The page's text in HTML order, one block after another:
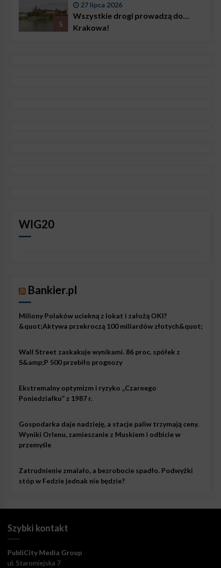
5
27 lipca 2026
Wszystkie drogi prowadzą do…
Krakowa!
WIG20
Bankier.pl
Miliony Polaków uciekną z lokat i założą OKI?
&quot;Aktywa przekroczą 100 miliardów złotych&quot;
Wall Street zaskakuje wynikami. 86 proc. spółek z
S&amp;P 500 przebiło prognozy
Ekstremalny optymizm i ryzyko „Czarnego
Poniedziałku” z 1987 r.
Gospodarka daje nadzieję, a stacje paliw trzymają ceny.
Wyniki Orlenu, zamieszanie z Muskiem i odbicie w
przemyśle
Zatrudnienie zmalało, a bezrobocie spadło. Podwyżki
stóp w Fedzie jednak nie będzie?
Szybki kontakt
PubliCity Media Group
ul. Staromiejska 7